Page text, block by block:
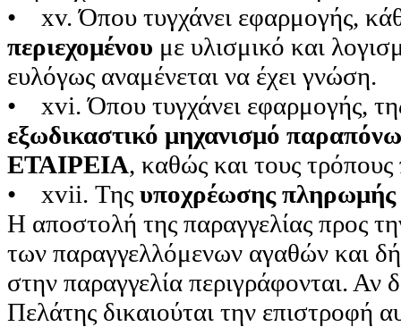
• xv. Όπου τυγχάνει εφαρμογής,
περιεχομένου με υλισμικό και
ευλόγως αναμένεται να έχει γνώση.
• xvi. Όπου τυγχάνει εφαρμογής,
εξωδικαστικό μηχανισμό
ΕΤΑΙΡΕΙΑ, καθώς και τους
• xvii. Της υποχρέωσης πληρωμής
Η αποστολή της παραγγελίας προς
των παραγγελλόμενων αγαθών και
στην παραγγελία περιγράφονται.
Πελάτης δικαιούται την επιστροφή